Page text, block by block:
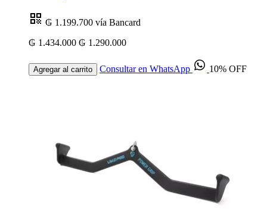
₲ 1.199.700 vía Bancard
₲ 1.434.000 ₲ 1.290.000
Agregar al carrito Consultar en WhatsApp 10% OFF